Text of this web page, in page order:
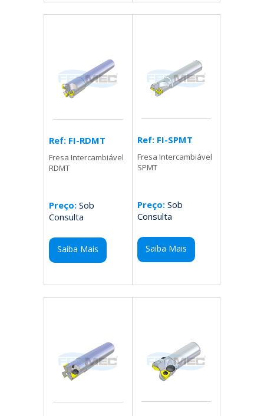
Ref: FI-RDMT
Fresa Intercambiável
RDMT
Preço: Sob
Consulta
Saiba Mais
Ref: FI-SPMT
Fresa Intercambiável
SPMT
Preço:Sob
Consulta
Saiba Mais